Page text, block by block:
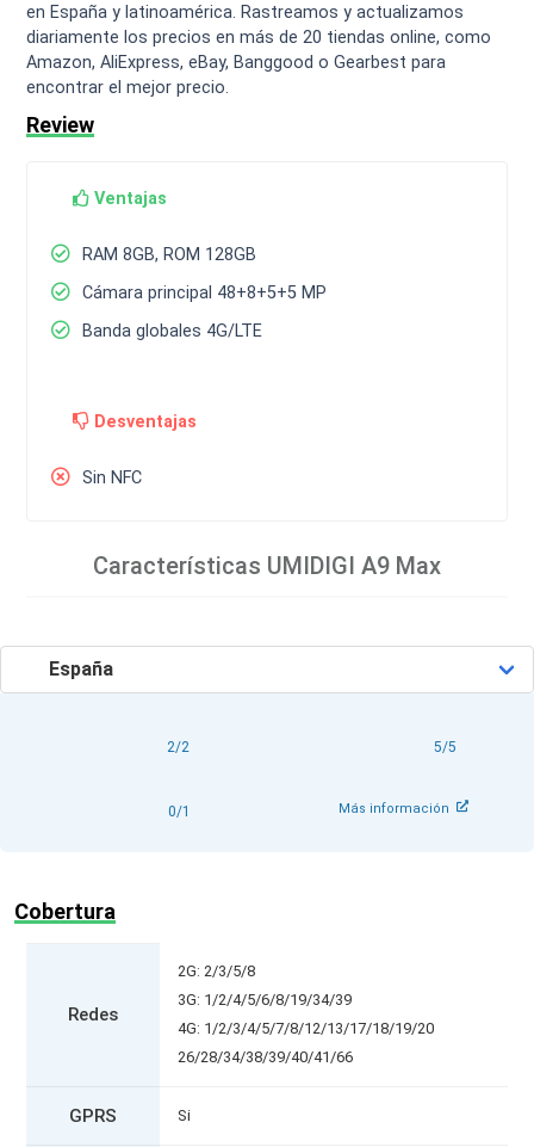
en España y latinoamérica. Rastreamos y actualizamos
diariamente los precios en más de 20 tiendas online, como
Amazon, AliExpress, eBay, Banggood o Gearbest para
encontrar el mejor precio.
Review
Ventajas
RAM 8GB, ROM 128GB
Cámara principal 48+8+5+5 MP
Banda globales 4G/LTE
Desventajas
Sin NFC
Características UMIDIGI A9 Max
2/2 5/5
0/1 Más información
Cobertura
Redes
2G: 2/3/5/8
3G: 1/2/4/5/6/8/19/34/39
4G: 1/2/3/4/5/7/8/12/13/17/18/19/20
26/28/34/38/39/40/41/66
GPRS Si